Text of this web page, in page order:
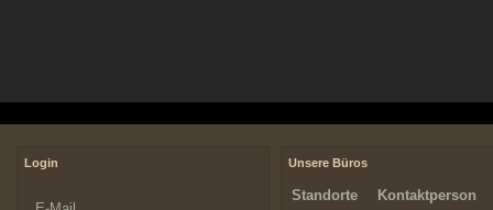
Login Unsere Büros
Standorte Kontaktperson